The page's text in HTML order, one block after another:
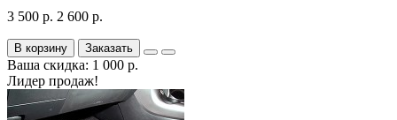
3 500 р. 2 600 р.
В корзину Заказать
Ваша скидка: 1 000 р.
Лидер продаж!